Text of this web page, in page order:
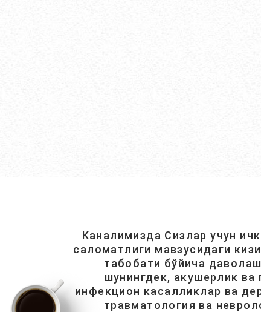
Каналимизда Сизлар учун
саломатлиги мавзусидаги
табобати бўйича
шунингдек, акушерлик ва
инфекцион касалликлар ва
травматология ва